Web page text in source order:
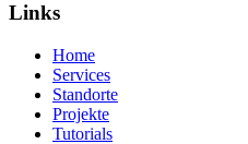
Links
Home
Services
Standorte
Projekte
Tutorials